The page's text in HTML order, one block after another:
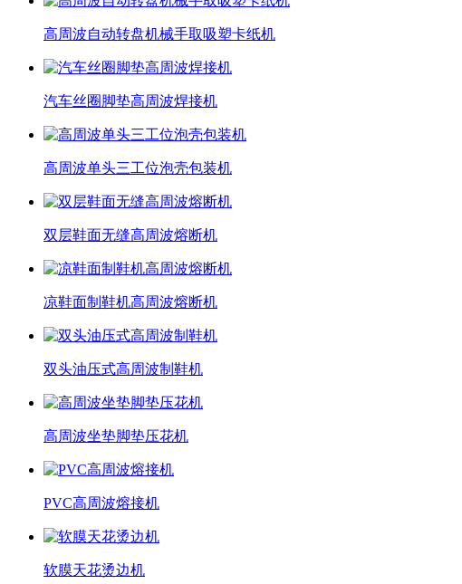
高周波自动转盘机械手取吸塑卡纸机
汽车丝圈脚垫高周波焊接机
高周波单头三工位泡壳包装机
双层鞋面无缝高周波熔断机
凉鞋面制鞋机高周波熔断机
双头油压式高周波制鞋机
高周波坐垫脚垫压花机
PVC高周波熔接机
软膜天花烫边机